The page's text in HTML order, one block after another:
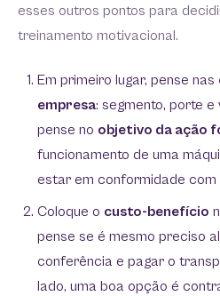
esses outros pontos para
treinamento motivacional.
Em primeiro lugar, pense nas
empresa: segmento, porte e
pense no objetivo da ação
funcionamento de uma
estar em conformidade com
Coloque o custo-benefício
pense se é mesmo preciso
conferência e pagar o
lado, uma boa opção é